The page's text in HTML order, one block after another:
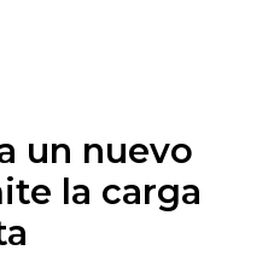
un nuevo
la carga